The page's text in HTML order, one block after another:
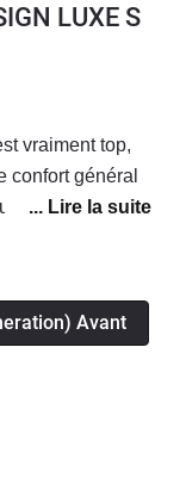
LUXE S
vraiment top,
confort général
La voiture a
faire!
Avant